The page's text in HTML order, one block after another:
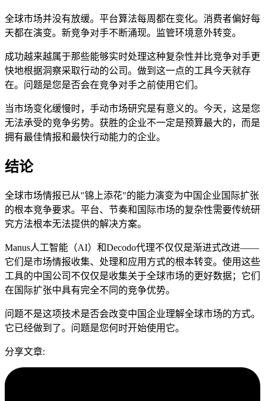
全球市场并没有放缓。平台算法每周都在变化。消费者偏好每
天都在演变。新竞争对手不断涌现。监管环境意外转变。
成功越来越属于那些能够实时处理这种复杂性并比竞争对手更
快地根据洞察采取行动的公司。做到这一点的工具今天就存
在。问题是您是否会在竞争对手之前使用它们。
当市场变化缓慢时，手动市场研究是有意义的。今天，这是您
无法承受的竞争劣势。获胜的企业不一定是预算最大的，而是
拥有最佳情报和最快行动能力的企业。
结论
全球市场情报已从"锦上添花"的能力演变为中国企业国际扩张
的根本竞争要求。平台、节奏和国际市场的复杂性需要传统研
究方法根本无法提供的解决方案。
Manus人工智能（AI）和Decodo代理不仅仅是渐进式改进——
它们是市场情报收集、处理和应用方式的根本转变。使用这些
工具的中国公司不仅仅是收集关于全球市场的更好数据；它们
在国际扩张中具有完全不同的竞争优势。
问题不是这项技术是否会改变中国企业理解全球市场的方式。
它已经做到了。问题是您何时开始使用它。
分享文章: